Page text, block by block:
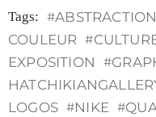
Tags: #
COULEUR #
EXPOSITION #
LOGOS #NIKE #